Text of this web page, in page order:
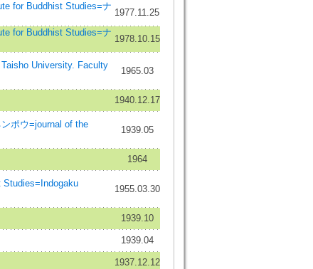
for Buddhist Studies=ナ
1977.11.25
for Buddhist Studies=ナ
1978.10.15
University. Faculty
1965.03
1940.12.17
ポウ=journal of the
1939.05
1964
Studies=Indogaku
1955.03.30
1939.10
1939.04
1937.12.12